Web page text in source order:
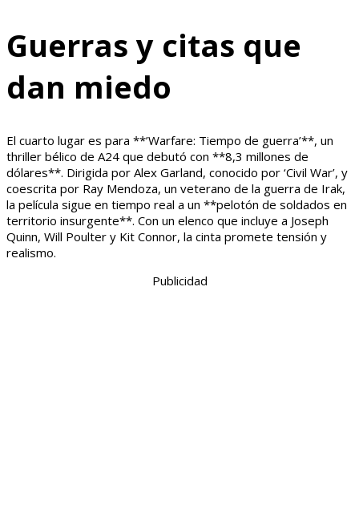
Guerras y citas que
dan miedo
El cuarto lugar es para **’Warfare: Tiempo de guerra’**, un
thriller bélico de A24 que debutó con **8,3 millones de
dólares**. Dirigida por Alex Garland, conocido por ‘Civil War’, y
coescrita por Ray Mendoza, un veterano de la guerra de Irak,
la película sigue en tiempo real a un **pelotón de soldados en
territorio insurgente**. Con un elenco que incluye a Joseph
Quinn, Will Poulter y Kit Connor, la cinta promete tensión y
realismo.
Publicidad